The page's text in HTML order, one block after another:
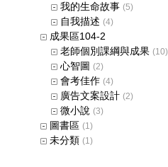
我的生命故事 (5)
自我描述 (4)
成果區104-2
老師個別課綱與成果 (10)
心智圖 (2)
會考佳作 (4)
廣告文案設計 (2)
微小說 (3)
圖書區 (1)
未分類 (1)